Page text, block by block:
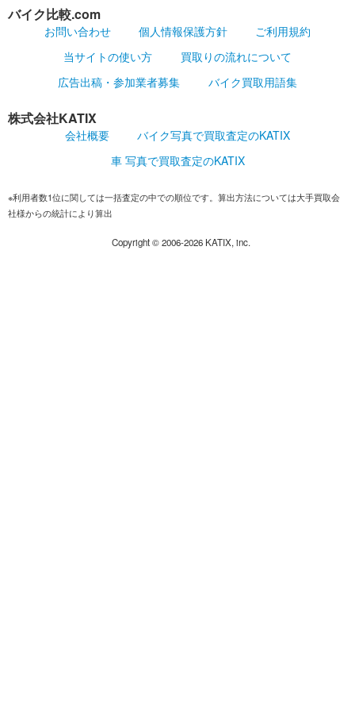
バイク比較.com
お問い合わせ 個人情報保護方針
ご利用規約
当サイトの使い方
買取りの流れについて
広告出稿・参加業者募集
バイク買取用語集
株式会社KATIX
会社概要
バイク写真で買取査定のKATIX
車 写真で買取査定のKATIX
※利用者数1位に関しては一括査定の中での順位です。算出方法については大手買取会
社様からの統計により算出
Copyright ©2006-2026KATIX, inc.